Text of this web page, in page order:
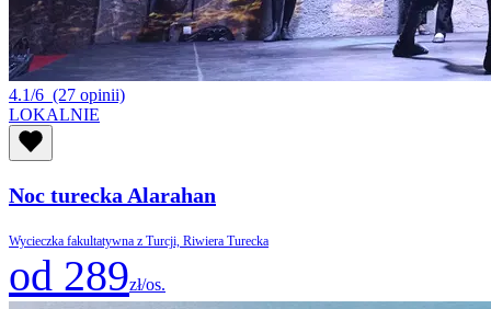
4.1/6 (27 opinii)
LOKALNIE
Noc turecka Alarahan
Wycieczka fakultatywna z Turcji, Riwiera Turecka
od 289zł/os.